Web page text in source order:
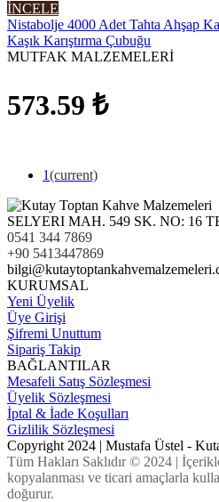
İNCELE
Nistabolje 4000 Adet Tahta Ahşap
Kaşık Karıştırma Çubuğu
MUTFAK MALZEMELERİ
573.59 ₺
1(current)
SELYERI MAH. 549 SK. NO: 16
0541 344 7869
+90 5413447869
KURUMSAL
Yeni Üyelik
Üye Girişi
Şifremi Unuttum
Sipariş Takip
BAĞLANTILAR
Mesafeli Satış Sözleşmesi
Üyelik Sözleşmesi
İptal & İade Koşulları
Gizlilik Sözleşmesi
Copyright 2024 | Mustafa Üstel -
Tüm Hakları Saklıdır © 2024 |
kopyalanması ve ticari amaçlarla
doğurur.